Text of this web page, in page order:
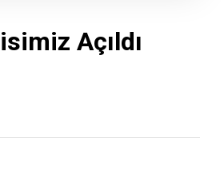
Açıldı